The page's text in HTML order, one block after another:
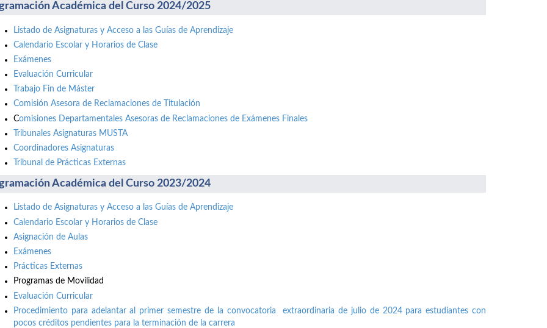
Académica del Curso 2024/2025
Listado de Asignaturas y Acceso a las Guías de Aprendizaje
Calendario Escolar y Horarios de Clase
Exámenes
Evaluación Curricular
Trabajo Fin de Máster
Comisión Asesora de Reclamaciones de Titulación
Comisiones Departamentales Asesoras de Reclamaciones de Exámenes Finales
Tribunales Asignaturas MUSTA
Coordinadores Asignaturas
Tribunal de Prácticas Externas
Académica del Curso 2023/2024
Listado de Asignaturas y Acceso a las Guías de Aprendizaje
Calendario Escolar y Horarios de Clase
Asignación de Aulas
Exámenes
Prácticas Externas
Programas de Movilidad
Evaluación Curricular
Procedimiento para adelantar al primer semestre de la convocatoria extraordinaria de julio de 2024 para estudiantes con
pocos créditos pendientes para la terminación de la carrera